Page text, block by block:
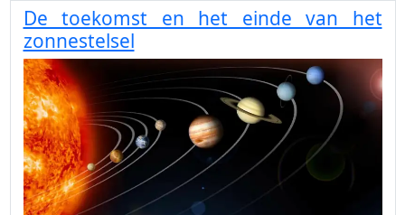
De toekomst en het einde van het
zonnestelsel